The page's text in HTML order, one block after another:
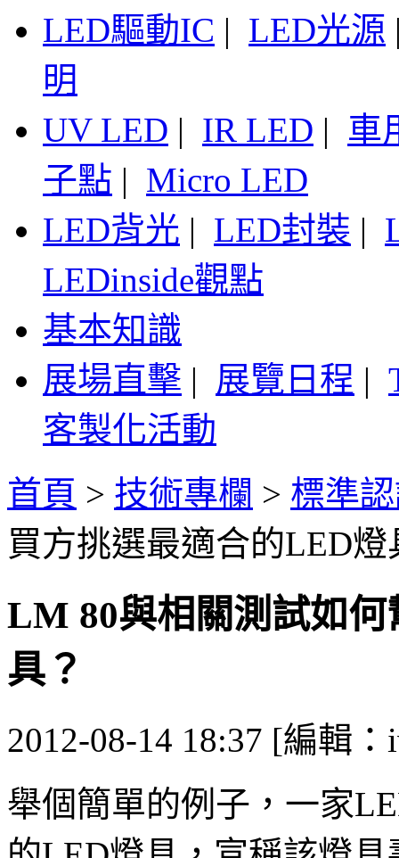
LED驅動IC | LED光源
明
UV LED | IR LED | 車
子點 | Micro LED
LED背光 | LED封裝 |
LEDinside觀點
基本知識
展場直擊 | 展覽日程 |
客製化活動
首頁 > 技術專欄 > 標準
買方挑選最適合的LED燈
LM 80與相關測試如
具？
2012-08-14 18:37 [編輯：
舉個簡單的例子，一家